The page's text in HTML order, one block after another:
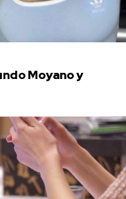
Moyano y